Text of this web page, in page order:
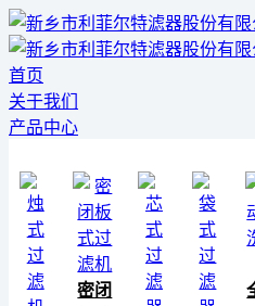
首页
关于我们
产品中心
密闭